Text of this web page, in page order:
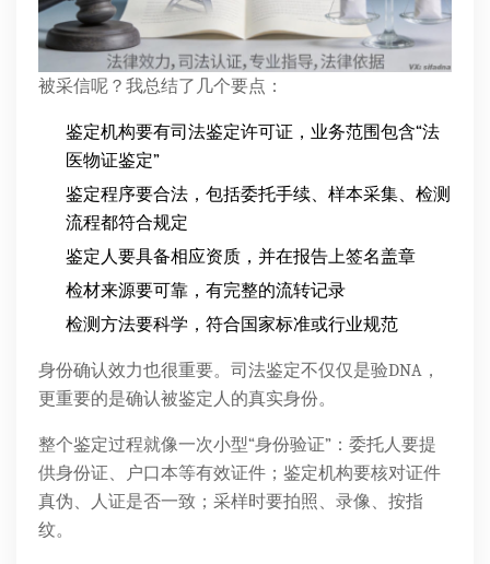
被采信呢？我总结了几个要点：
鉴定机构要有司法鉴定许可证，业务范围包含“法
医物证鉴定”
鉴定程序要合法，包括委托手续、样本采集、检测
流程都符合规定
鉴定人要具备相应资质，并在报告上签名盖章
检材来源要可靠，有完整的流转记录
检测方法要科学，符合国家标准或行业规范
身份确认效力也很重要。司法鉴定不仅仅是验DNA，
更重要的是确认被鉴定人的真实身份。
整个鉴定过程就像一次小型“身份验证”：委托人要提
供身份证、户口本等有效证件；鉴定机构要核对证件
真伪、人证是否一致；采样时要拍照、录像、按指
纹。